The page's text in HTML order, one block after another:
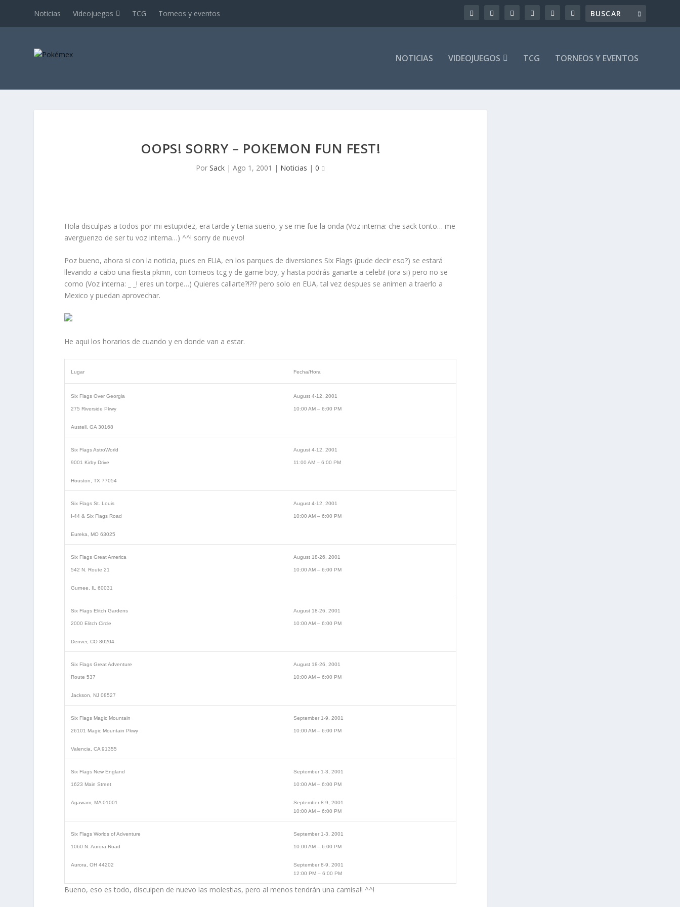
Noticias Videojuegos TCG Torneos y eventos
NOTICIAS VIDEOJUEGOS TCG TORNEOS Y EVENTOS
OOPS! SORRY – POKEMON FUN FEST!
PorSack |Ago 1, 2001 | Noticias |0
Hola disculpas a todos por mi estupidez, era tarde y tenia sueño, y se me fue la onda (Voz interna: che sack tonto… me
averguenzo de ser tu voz interna…) ^^! sorry de nuevo!
Poz bueno, ahora si con la noticia, pues en EUA, en los parques de diversiones Six Flags (pude decir eso?) se estará
llevando a cabo una fiesta pkmn, con torneos tcg y de game boy, y hasta podrás ganarte a celebi! (ora si) pero no se
como (Voz interna: _ _! eres un torpe…) Quieres callarte?!?!? pero solo en EUA, tal vez despues se animen a traerlo a
Mexico y puedan aprovechar.
He aqui los horarios de cuando y en donde van a estar.
Lugar Fecha/Hora
Six Flags Over Georgia
275 Riverside Pkwy
Austell, GA 30168
August 4-12, 2001
10:00 AM – 6:00 PM
Six Flags AstroWorld
9001 Kirby Drive
Houston, TX 77054
August 4-12, 2001
11:00 AM – 6:00 PM
Six Flags St. Louis
I-44 & Six Flags Road
Eureka, MO 63025
August 4-12, 2001
10:00 AM – 6:00 PM
Six Flags Great America
542 N. Route 21
Gurnee, IL 60031
August 18-26, 2001
10:00 AM – 6:00 PM
Six Flags Elitch Gardens
2000 Elitch Circle
Denver, CO 80204
August 18-26, 2001
10:00 AM – 6:00 PM
Six Flags Great Adventure
Route 537
Jackson, NJ 08527
August 18-26, 2001
10:00 AM – 6:00 PM
Six Flags Magic Mountain
26101 Magic Mountain Pkwy
Valencia, CA 91355
September 1-9, 2001
10:00 AM – 6:00 PM
Six Flags New England
1623 Main Street
Agawam, MA 01001
September 1-3, 2001
10:00 AM – 6:00 PM
September 8-9, 2001
10:00 AM – 6:00 PM
Six Flags Worlds of Adventure
1060 N. Aurora Road
Aurora, OH 44202
September 1-3, 2001
10:00 AM – 6:00 PM
September 8-9, 2001
12:00 PM – 6:00 PM
Bueno, eso es todo, disculpen de nuevo las molestias, pero al menos tendrán una camisa!! ^^!